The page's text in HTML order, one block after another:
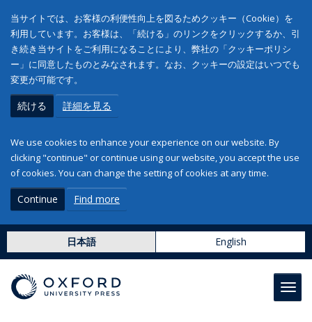
当サイトでは、お客様の利便性向上を図るためクッキー（Cookie）を
利用しています。お客様は、「続ける」のリンクをクリックするか、引
き続き当サイトをご利用になることにより、弊社の「クッキーポリシ
ー」に同意したものとみなされます。なお、クッキーの設定はいつでも
変更が可能です。
続ける 詳細を見る
We use cookies to enhance your experience on our website. By
clicking "continue" or continue using our website, you accept the use
of cookies. You can change the setting of cookies at any time.
Continue Find more
日本語 English